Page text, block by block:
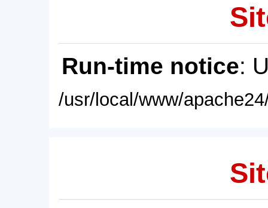
Run-time notice:
/usr/local/www/